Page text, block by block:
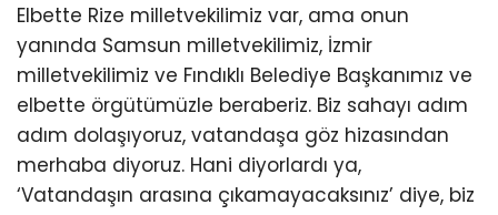
Elbette Rize milletvekilimiz var, ama onun
yanında Samsun milletvekilimiz, İzmir
milletvekilimiz ve Fındıklı Belediye Başkanımız ve
elbette örgütümüzle beraberiz. Biz sahayı adım
adım dolaşıyoruz, vatandaşa göz hizasından
merhaba diyoruz. Hani diyorlardı ya,
‘Vatandaşın arasına çıkamayacaksınız’ diye, biz